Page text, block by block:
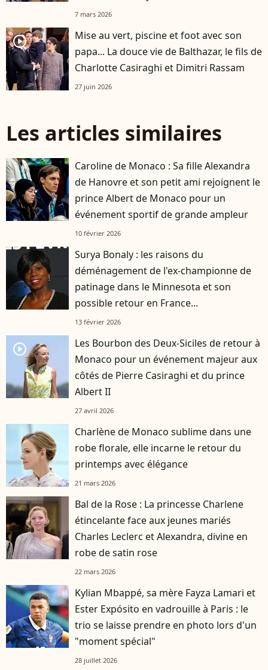
7 mars 2026
player2
Mise au vert, piscine et foot avec son
papa... La douce vie de Balthazar, le fils de
Charlotte Casiraghi et Dimitri Rassam
27 juin 2026
Les articles similaires
Caroline de Monaco : Sa fille Alexandra
de Hanovre et son petit ami rejoignent le
prince Albert de Monaco pour un
événement sportif de grande ampleur
10 février 2026
Surya Bonaly : les raisons du
déménagement de l'ex-championne de
patinage dans le Minnesota et son
possible retour en France...
13 février 2026
player2
Les Bourbon des Deux-Siciles de retour à
Monaco pour un événement majeur aux
côtés de Pierre Casiraghi et du prince
Albert II
27 avril 2026
Charlène de Monaco sublime dans une
robe florale, elle incarne le retour du
printemps avec élégance
21 mars 2026
Bal de la Rose : La princesse Charlene
étincelante face aux jeunes mariés
Charles Leclerc et Alexandra, divine en
robe de satin rose
22 mars 2026
Kylian Mbappé, sa mère Fayza Lamari et
Ester Expósito en vadrouille à Paris : le
trio se laisse prendre en photo lors d'un
"moment spécial"
28 juillet 2026